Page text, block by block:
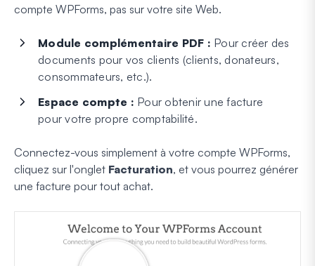
compte WPForms, pas sur votre site Web.
Module complémentaire PDF : Pour créer des
documents pour vos clients (clients, donateurs,
consommateurs, etc.).
Espace compte : Pour obtenir une facture
pourvotre propre comptabilité.
Connectez-vous simplement à votre compte WPForms,
cliquez sur l'onglet Facturation, et vous pourrez générer
une facture pour tout achat.